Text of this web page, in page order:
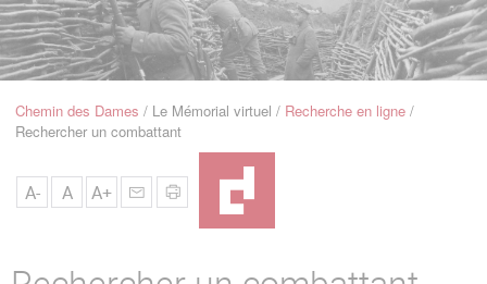
Navigation
Fil
Chemin des Dames Le Mémorial virtuel
Recherche en ligne
Rechercher un combattant
A- A A+